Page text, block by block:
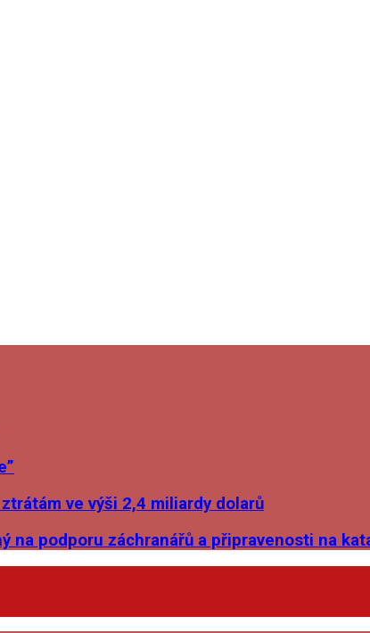
ve výši 2,4 miliardy dolarů
na podporu záchranářů a připravenosti na